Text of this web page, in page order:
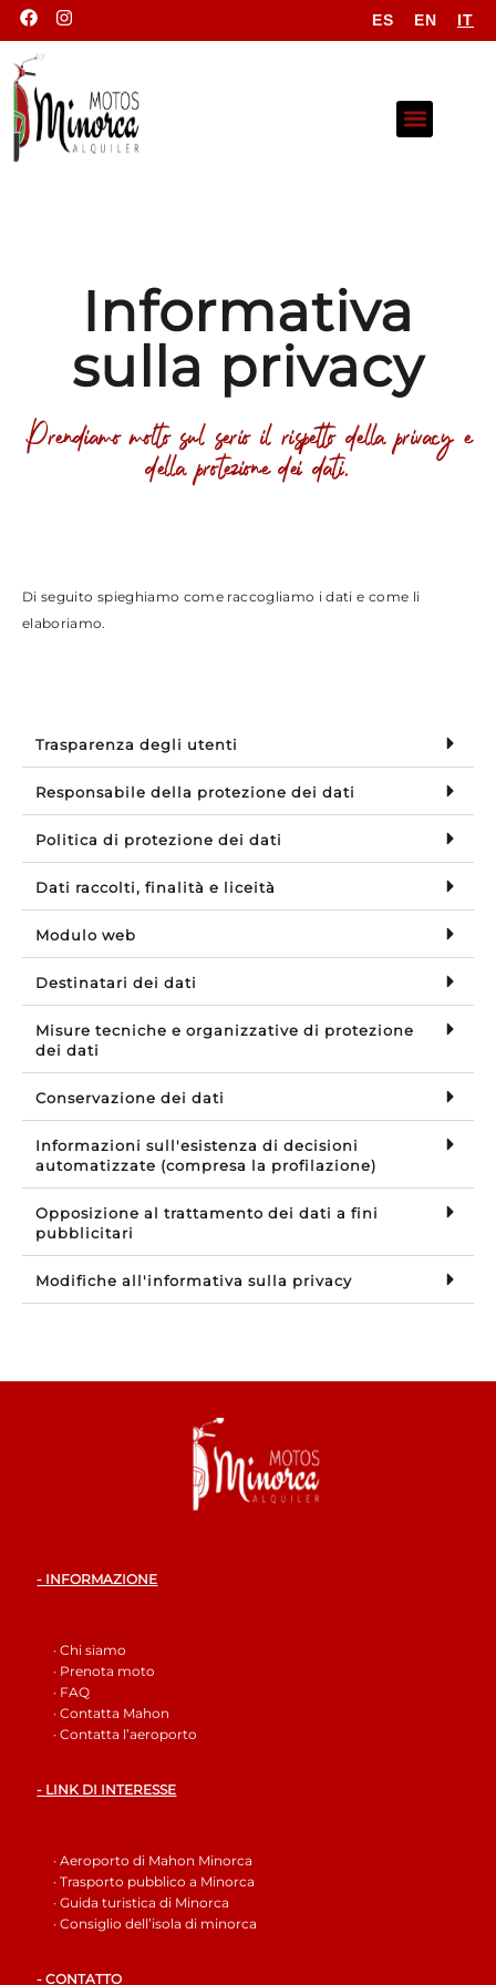
ES EN IT
Informativa
sulla privacy
Prendiamo molto sul serio il rispetto della privacy e
della protezione dei dati.
Di seguito spieghiamo come raccogliamo i dati e come li
elaboriamo.
Trasparenza degli utenti
Responsabile della protezione dei dati
Politica di protezione dei dati
Dati raccolti, finalità e liceità
Modulo web
Destinatari dei dati
Misure tecniche e organizzative di protezione
dei dati
Conservazione dei dati
Informazioni sull'esistenza di decisioni
automatizzate (compresa la profilazione)
Opposizione al trattamento dei dati a fini
pubblicitari
Modifiche all'informativa sulla privacy
- INFORMAZIONE
· Chi siamo
· Prenota moto
· FAQ
· Contatta Mahon
· Contatta l’aeroporto
- LINK DI INTERESSE
· Aeroporto di Mahon Minorca
· Trasporto pubblico a Minorca
· Guida turistica di Minorca
· Consiglio dell’isola di minorca
- CONTATTO